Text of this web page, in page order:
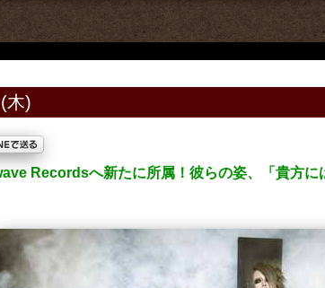
木)
Recordsへ新たに所属！彼らの姿、「貴方に